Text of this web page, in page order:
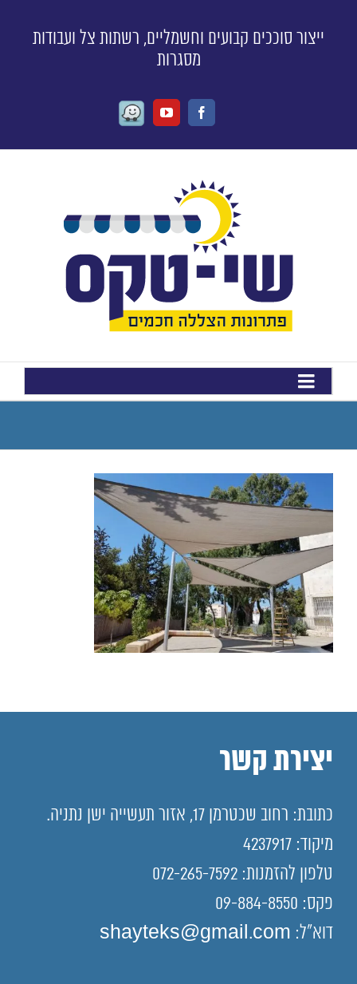
ייצור סוככים קבועים וחשמליים, רשתות צל ועבודות
מסגרות
Facebook
Youtube
Waze
יצירת קשר
כתובת: רחוב שכטרמן 17, אזור תעשייה ישן נתניה.
מיקוד: 4237917
טלפון להזמנות: 072-265-7592
פקס: 09-884-8550
דוא"ל: shayteks@gmail.com